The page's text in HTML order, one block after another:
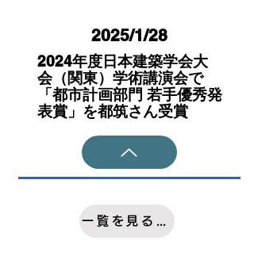
2025/1/28
2024年度日本建築学会大
会（関東）学術講演会で
「都市計画部門 若手優秀発
表賞」を都筑さん受賞
一覧を見る →